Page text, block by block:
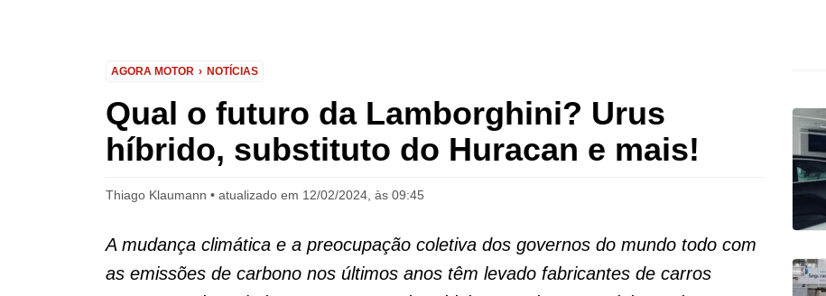
AGORA MOTOR NOTÍCIAS
Qual o futuro da Lamborghini? Urus
híbrido, substituto do Huracan e mais!
Thiago Klaumann atualizado em 12/02/2024, às 09:45
A mudança climática e a preocupação coletiva dos governos do mundo todo com
as emissões de carbono nos últimos anos têm levado fabricantes de carros